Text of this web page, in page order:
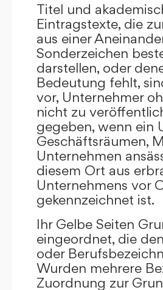
Titel und
Eintragstexte, die
aus einer
Sonderzeichen
darstellen, oder
Bedeutung fehlt,
vor, Unternehmer
nicht zu
gegeben, wenn ein
Geschäftsräumen,
Unternehmen
diesem Ort aus
Unternehmens vor
gekennzeichnet ist.
Ihr Gelbe Seiten
eingeordnet, die
oder
Wurden mehrere
Zuordnung zur